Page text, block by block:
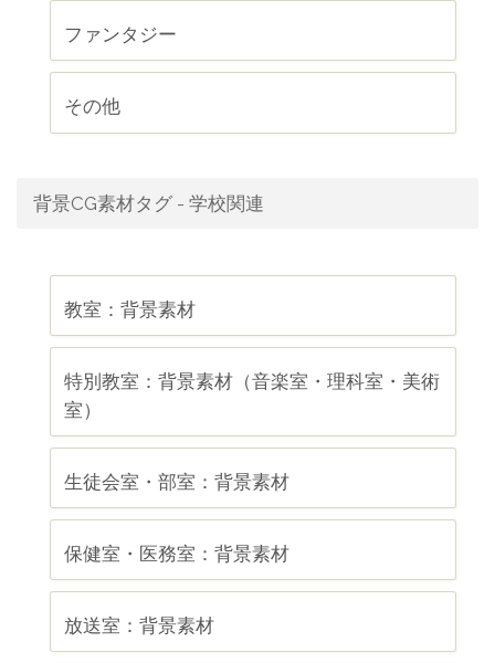
ファンタジー
その他
背景CG素材タグ - 学校関連
教室：背景素材
特別教室：背景素材（音楽室・理科室・美術
室）
生徒会室・部室：背景素材
保健室・医務室：背景素材
放送室：背景素材